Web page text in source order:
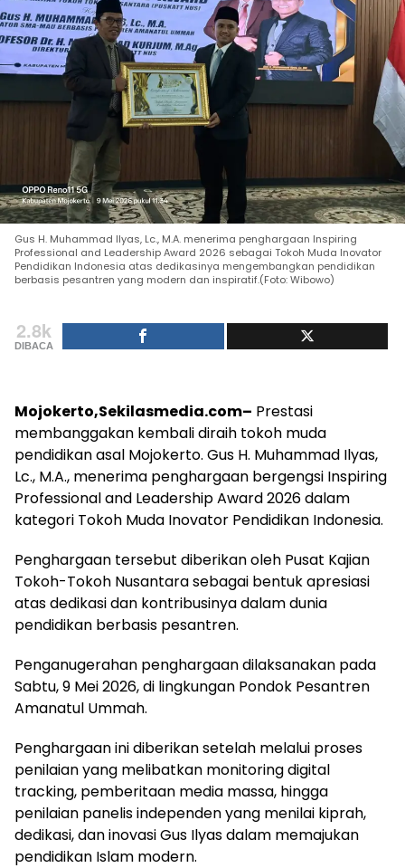
Gus H. Muhammad Ilyas, Lc., M.A. menerima penghargaan Inspiring
Professional and Leadership Award 2026 sebagai Tokoh Muda Inovator
Pendidikan Indonesia atas dedikasinya mengembangkan pendidikan
berbasis pesantren yang modern dan inspiratif.(Foto: Wibowo)
2.8k
DIBACA
Mojokerto,Sekilasmedia.com– Prestasi
membanggakan kembali diraih tokoh muda
pendidikan asal Mojokerto. Gus H. Muhammad Ilyas,
Lc., M.A., menerima penghargaan bergengsi Inspiring
Professional and Leadership Award 2026 dalam
kategori Tokoh Muda Inovator Pendidikan Indonesia.
Penghargaan tersebut diberikan oleh Pusat Kajian
Tokoh-Tokoh Nusantara sebagai bentuk apresiasi
atas dedikasi dan kontribusinya dalam dunia
pendidikan berbasis pesantren.
Penganugerahan penghargaan dilaksanakan pada
Sabtu, 9 Mei 2026, di lingkungan Pondok Pesantren
Amanatul Ummah.
Penghargaan ini diberikan setelah melalui proses
penilaian yang melibatkan monitoring digital
tracking, pemberitaan media massa, hingga
penilaian panelis independen yang menilai kiprah,
dedikasi, dan inovasi Gus Ilyas dalam memajukan
pendidikan Islam modern.